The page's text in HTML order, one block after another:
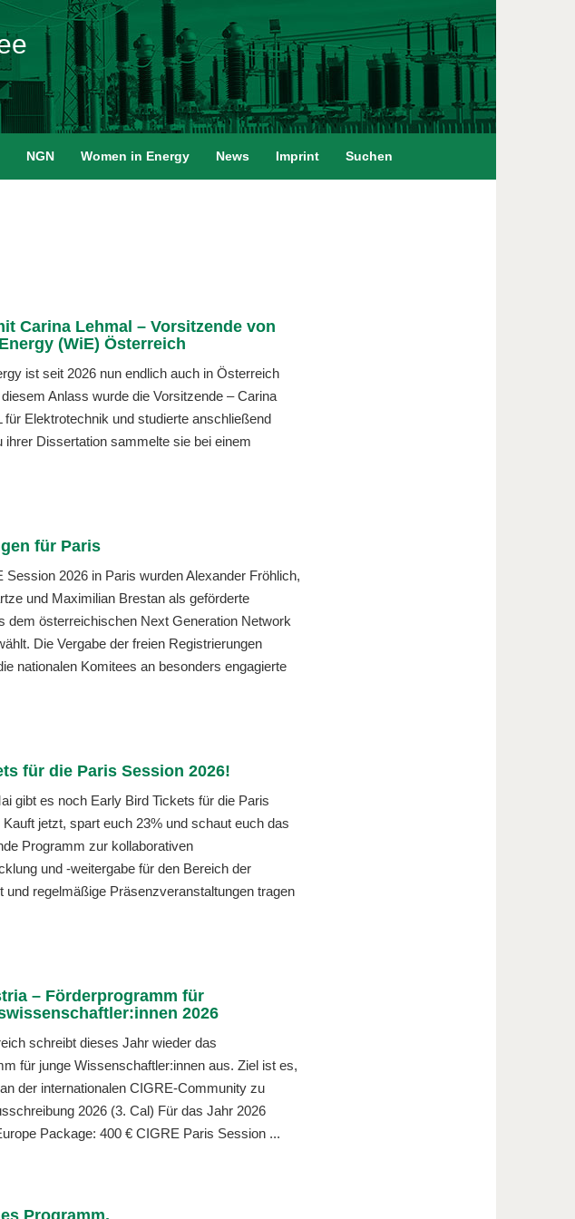
NGN Women in Energy News Imprint Suchen
Carina Lehmal – Vorsitzende von
(WiE) Österreich
ist seit 2026 nun endlich auch in Österreich
Anlass wurde die Vorsitzende – Carina
Elektrotechnik und studierte anschließend
Dissertation sammelte sie bei einem
für Paris
Session 2026 in Paris wurden Alexander Fröhlich,
und Maximilian Brestan als geförderte
dem österreichischen Next Generation Network
Die Vergabe der freien Registrierungen
nationalen Komitees an besonders engagierte
für die Paris Session 2026!
gibt es noch Early Bird Tickets für die Paris
jetzt, spart euch 23% und schaut euch das
Programm zur kollaborativen
und -weitergabe für den Bereich der
regelmäßige Präsenzveranstaltungen tragen
– Förderprogramm für
2026
schreibt dieses Jahr wieder das
für junge Wissenschaftler:innen aus. Ziel ist es,
der internationalen CIGRE-Community zu
2026 (3. Cal) Für das Jahr 2026
Package: 400 € CIGRE Paris Session ...
Programm,